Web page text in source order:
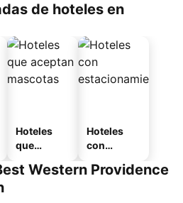
de hoteles en
Hoteles
que
mascotas
Hoteles
con
miento
Western Providence